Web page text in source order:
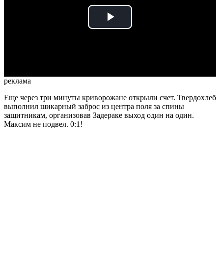
Play
реклама
Еще через три минуты криворожане открыли счет. Твердохлеб
выполнил шикарный заброс из центра поля за спины
защитникам, организовав Задераке выход один на один.
Максим не подвел. 0:1!